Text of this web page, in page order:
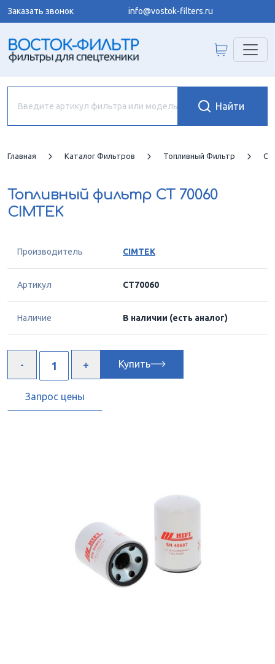
Заказать звонок info@vostok-filters.ru
Главная Каталог Фильтров Топливный Фильтр
Топливный фильтр CT 70060
CIMTEK
Производитель CIMTEK
Артикул CT70060
Наличие В наличии (есть аналог)
Купить
Запрос цены